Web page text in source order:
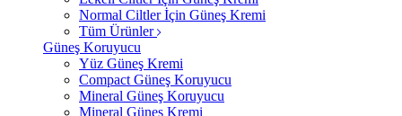
Normal Ciltler İçin Güneş Kremi
Tüm Ürünler
Güneş Koruyucu
Yüz Güneş Kremi
Compact Güneş Koruyucu
Mineral Güneş Koruyucu
Mineral Güneş Kremi